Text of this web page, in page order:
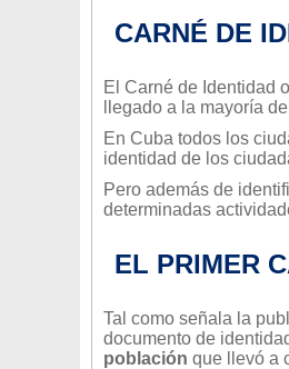
CARNÉ DE
El Carné de Identidad
llegado a la mayoría
En Cuba todos los
identidad de los
Pero además de
determinadas
EL PRIMER
Tal como señala la
documento de
población que llevó a